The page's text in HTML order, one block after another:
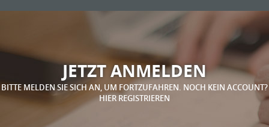
JETZT ANMELDEN
BITTE MELDEN SIE SICH AN, UM FORTZUFAHREN. NOCH KEIN ACCOUNT?
HIER REGISTRIEREN